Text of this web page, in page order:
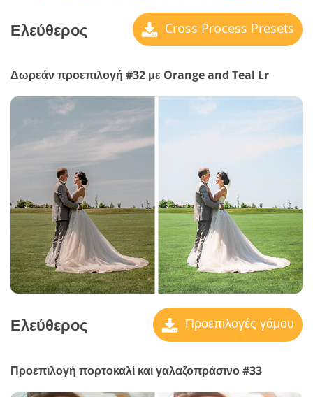
Ελεύθερος Cross Process Presets
Δωρεάν προεπιλογή #32 με Orange and Teal Lr
Ελεύθερος Προεπιλογές γάμου
Προεπιλογή πορτοκαλί και γαλαζοπράσινο #33